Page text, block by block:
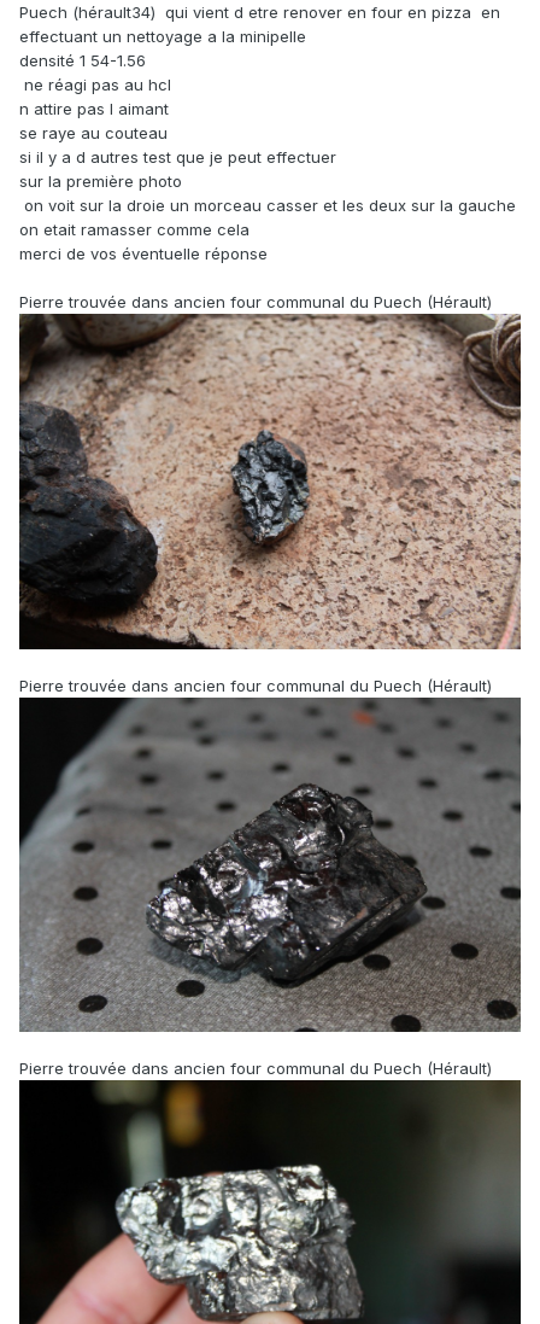
Puech (hérault34) qui vient d etre renover en four en pizza en
effectuant un nettoyage a la minipelle
densité 1 54-1.56
ne réagi pas au hcl
n attire pas l aimant
se raye au couteau
si il y a d autres test que je peut effectuer
sur la première photo
on voit sur la droie un morceau casser et les deux sur la gauche
on etait ramasser comme cela
merci de vos éventuelle réponse
Pierre trouvée dans ancien four communal du Puech (Hérault)
Pierre trouvée dans ancien four communal du Puech (Hérault)
Pierre trouvée dans ancien four communal du Puech (Hérault)